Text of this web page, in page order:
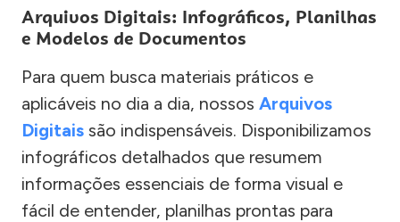
Arquivos Digitais: Infográficos, Planilhas
e Modelos de Documentos
Para quem busca materiais práticos e
aplicáveis no dia a dia, nossos Arquivos
Digitais são indispensáveis. Disponibilizamos
infográficos detalhados que resumem
informações essenciais de forma visual e
fácil de entender, planilhas prontas para